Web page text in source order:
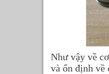
Như vậy về
và ổn định